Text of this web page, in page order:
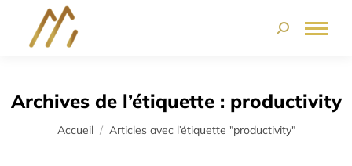
Archives de l’étiquette : productivity
Vous êtes ici :
Accueil Articles avec l’étiquette "productivity"